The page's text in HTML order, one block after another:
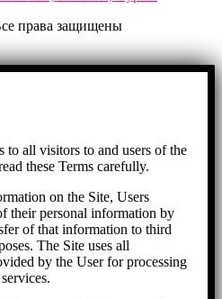
права защищены​
all visitors to and users of the
these Terms carefully.
on the Site, Users
their personal information by
of that information to third
The Site uses all
by the User for processing